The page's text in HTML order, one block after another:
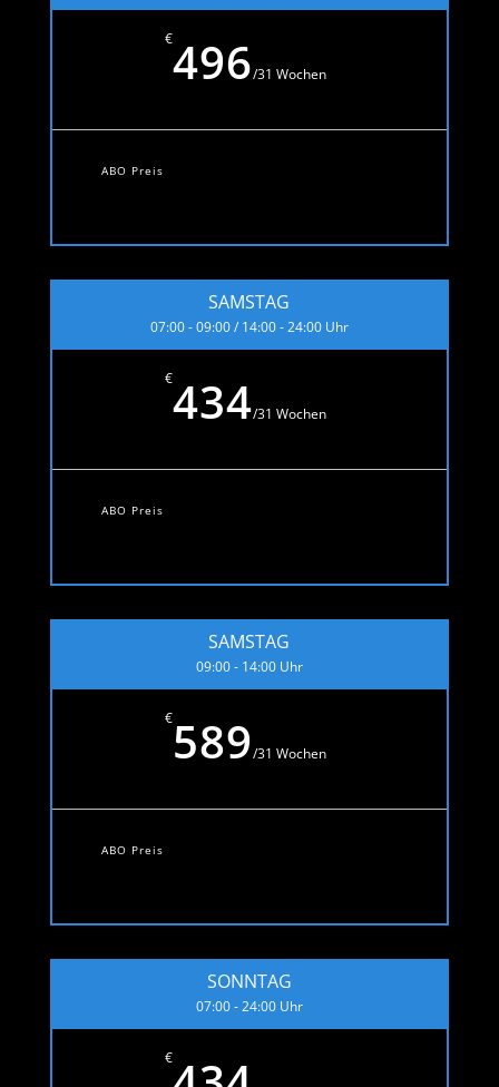
€496/31 Wochen
ABO Preis
SAMSTAG
07:00 - 09:00 / 14:00 - 24:00 Uhr
€434/31 Wochen
ABO Preis
SAMSTAG
09:00 - 14:00 Uhr
€589/31 Wochen
ABO Preis
SONNTAG
07:00 - 24:00 Uhr
€